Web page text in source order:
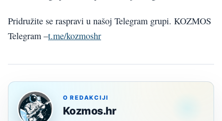
Pridružite se raspravi u našoj Telegram grupi. KOZMOS
Telegram –t.me/kozmoshr
O REDAKCIJI
Kozmos.hr